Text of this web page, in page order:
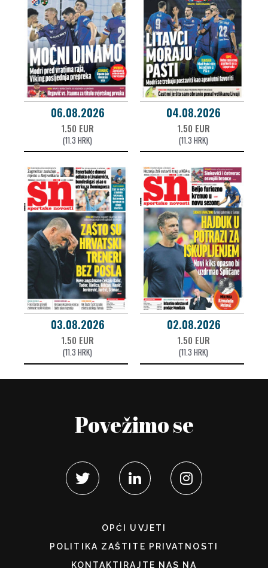
06.08.2026
1.50 EUR
(11.3 HRK)
04.08.2026
1.50 EUR
(11.3 HRK)
03.08.2026
1.50 EUR
(11.3 HRK)
02.08.2026
1.50 EUR
(11.3 HRK)
Povežimo se
OPĆI UVJETI
POLITIKA ZAŠTITE PRIVATNOSTI
KONTAKTIRAJTE NAS NA